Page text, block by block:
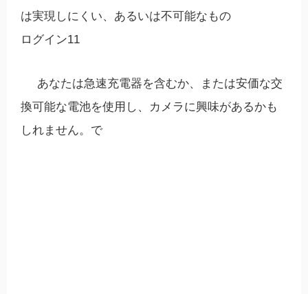
は実現しにくい、あるいは不可能なもの
ログイン11
あなたは急速充電器を含むか、または安価な交
換可能な電池を使用し、カメラに興味があるかも
しれません。で